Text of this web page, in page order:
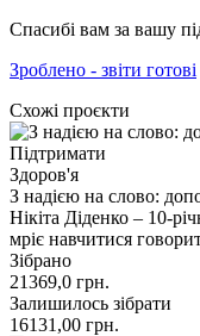
Спасибі вам за вашу
Зроблено - звіти готові
Схожі проєкти
Підтримати
Здоров'я
З надією на слово:
Нікіта Діденко – 10-
мріє навчитися
Зібрано
21369,0 грн.
Залишилось зібрати
16131,00 грн.